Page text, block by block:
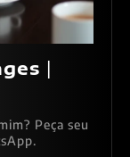
|
Peça seu